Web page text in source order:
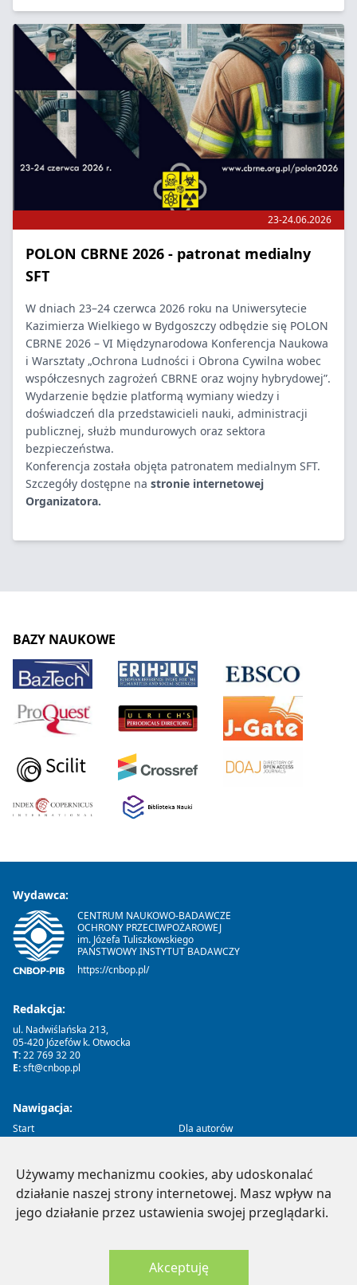
Używamy mechanizmu cookies, aby udoskonalać
działanie naszej strony internetowej. Masz wpływ na
jego działanie przez ustawienia swojej przeglądarki.
Akceptuję
23-24.06.2026
POLON CBRNE 2026 - patronat medialny
SFT
W dniach 23–24 czerwca 2026 roku na Uniwersytecie
Kazimierza Wielkiego w Bydgoszczy odbędzie się POLON
CBRNE 2026 – VI Międzynarodowa Konferencja Naukowa
i Warsztaty „Ochrona Ludności i Obrona Cywilna wobec
współczesnych zagrożeń CBRNE oraz wojny hybrydowej”.
Wydarzenie będzie platformą wymiany wiedzy i
doświadczeń dla przedstawicieli nauki, administracji
publicznej, służb mundurowych oraz sektora
bezpieczeństwa.
Konferencja została objęta patronatem medialnym SFT.
Szczegóły dostępne na stronie internetowej
Organizatora.
BAZY NAUKOWE
Wydawca:
CENTRUM NAUKOWO-BADAWCZE
OCHRONY PRZECIWPOŻAROWEJ
im. Józefa Tuliszkowskiego
PAŃSTWOWY INSTYTUT BADAWCZY
https://cnbop.pl/
Redakcja:
ul. Nadwiślańska 213,
05-420 Józefów k. Otwocka
T:22 769 32 20
E:sft@cnbop.pl
Nawigacja:
Start
O czasopiśmie
Kontakt
Dla autorów
Recenzje
Social Media: